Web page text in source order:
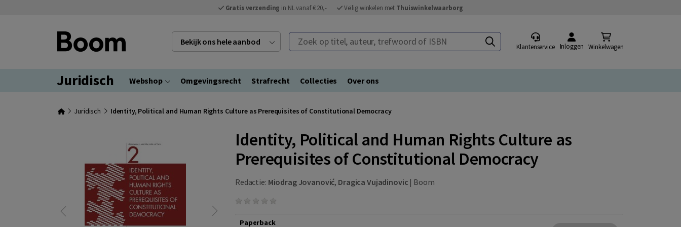
Gratis verzending in NL vanaf € 20,- Veilig winkelen met Thuiswinkelwaarborg
Bekijk ons hele aanbod Zoek op titel, auteur, trefwoord of ISBN
Klantenservice Inloggen Winkelwagen
Juridisch Webshop Omgevingsrecht Strafrecht Collecties Over ons
Juridisch Identity, Political and Human Rights Culture as Prerequisites of Constitutional Democracy
Identity, Political and Human Rights Culture as
Prerequisites of Constitutional Democracy
Redactie: Miodrag Jovanović, Dragica Vujadinovic | Boom
Paperback